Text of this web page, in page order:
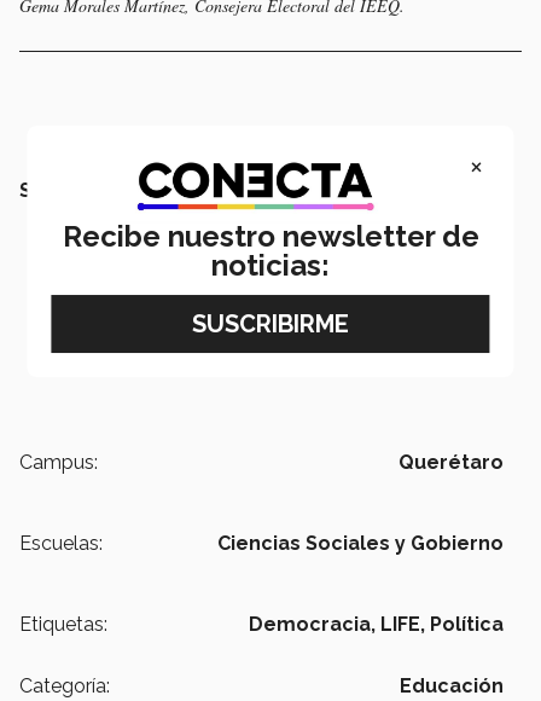
Gema Morales Martínez, Consejera Electoral del IEEQ.
SEGUIR LEYENDO
Campus: Querétaro
Escuelas: Ciencias Sociales y Gobierno
Etiquetas: Democracia, LIFE, Política
Categoría: Educación
×
Recibe nuestro newsletter de
noticias: